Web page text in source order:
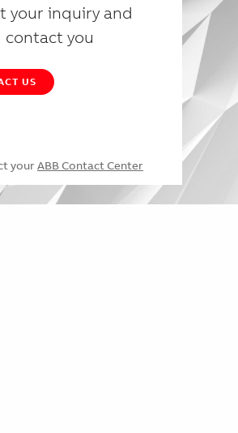
your inquiry and
contact you
US
your ABB Contact Center